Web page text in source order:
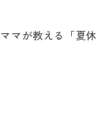
マが教える「夏休